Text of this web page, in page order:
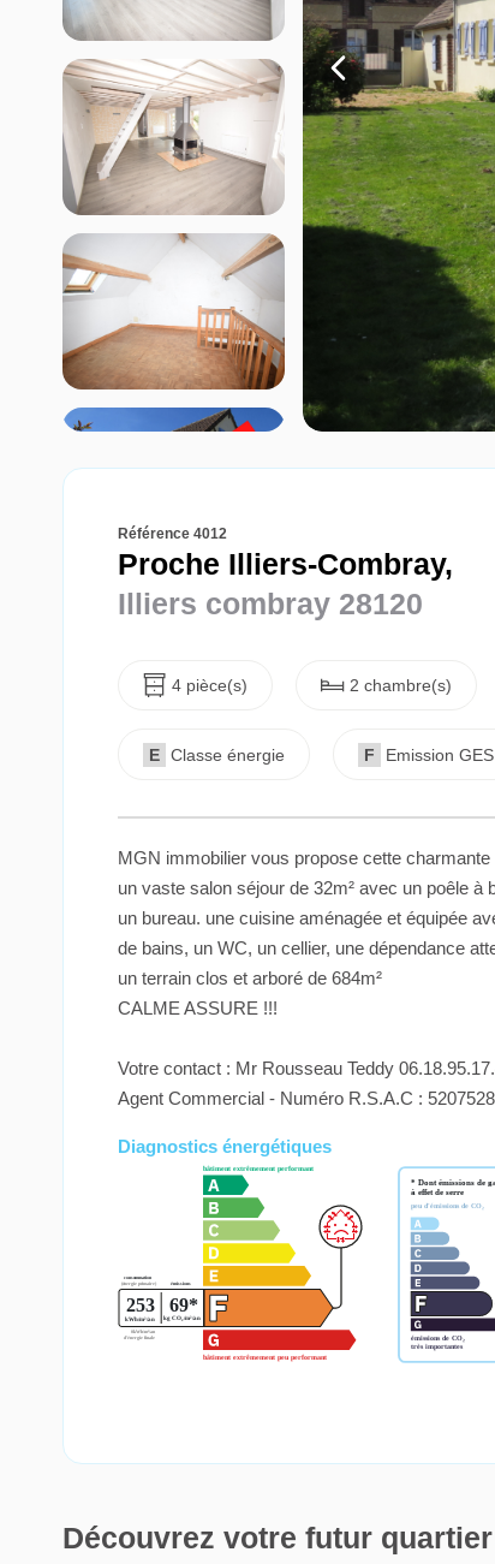
Référence 4012
Proche Illiers-Combray,
Illiers combray 28120
4 pièce(s) 2 chambre(s)
E Classe énergie F Emission GES
MGN immobilier vous propose cette
un vaste salon séjour de 32m² avec un poêle
un bureau. une cuisine aménagée et équipée
de bains, un WC, un cellier, une dépendance
un terrain clos et arboré de 684m²
CALME ASSURE !!!
Votre contact : Mr Rousseau Teddy
Agent Commercial - Numéro R.S.A.C :
Diagnostics énergétiques
Découvrez votre futur quartier